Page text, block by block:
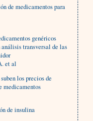
de medicamentos para
genéricos
transversal de las
et al
los precios de
medicamentos
de insulina